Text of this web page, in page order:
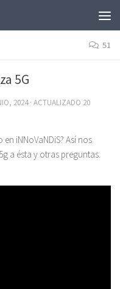
51
5G
2024· ACTUALIZADO 20
iNNoVaNDiS? Así nos
a ésta y otras preguntas.